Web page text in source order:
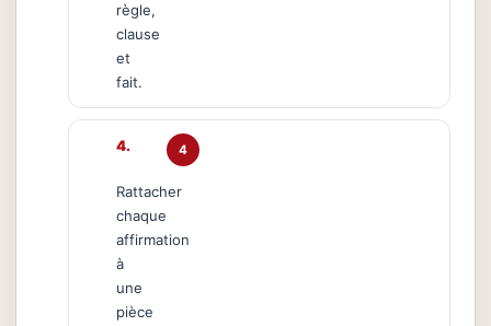
règle,
clause
et
fait.
4
Rattacher
chaque
affirmation
à
une
pièce